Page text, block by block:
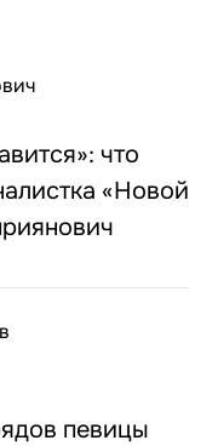
что
«Новой
певицы